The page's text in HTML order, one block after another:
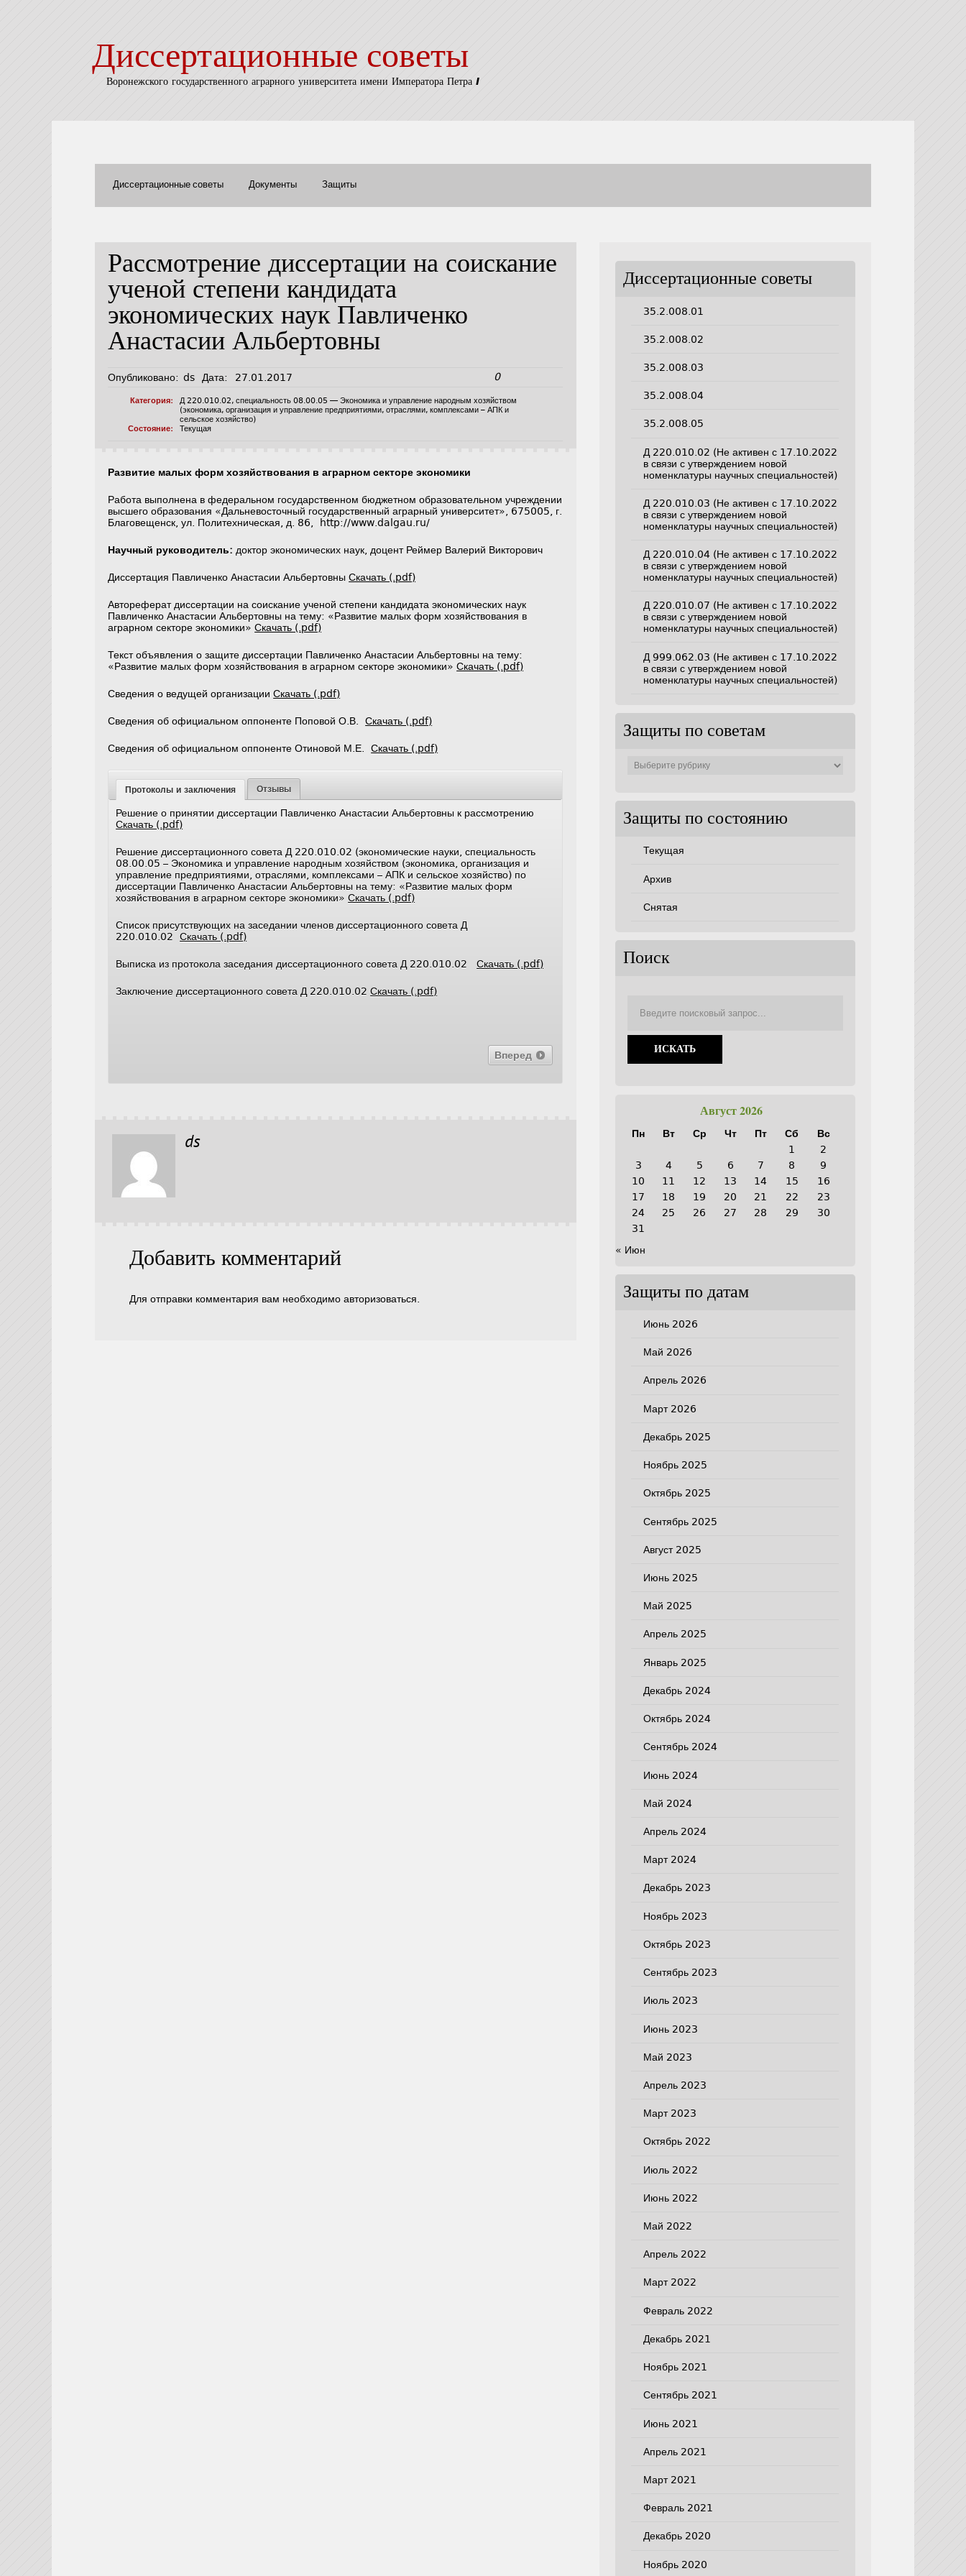
Диссертационные советы
Воронежского государственного аграрного университета имени Императора Петра I
Диссертационные советы Документы Защиты
Рассмотрение диссертации на соискание
ученой степени кандидата
экономических наук Павличенко
Анастасии Альбертовны
Опубликовано: ds Дата: 27.01.2017 0
Категория: Д 220.010.02,специальность 08.00.05 — Экономика и управление народным хозяйством
(экономика, организация и управление предприятиями, отраслями, комплексами – АПК и
сельское хозяйство)
Состояние:
Текущая
Развитие малых форм хозяйствования в аграрном секторе экономики
Работа выполнена в федеральном государственном бюджетном образовательном учреждении
высшего образования «Дальневосточный государственный аграрный университет», 675005, г.
Благовещенск, ул. Политехническая, д. 86, http://www.dalgau.ru/
Научный руководитель: доктор экономических наук, доцент Реймер Валерий Викторович
Диссертация Павличенко Анастасии АльбертовныСкачать (.pdf)
Автореферат диссертации на соискание ученой степени кандидата экономических наук
Павличенко Анастасии Альбертовны на тему: «Развитие малых форм хозяйствования в
аграрном секторе экономики»Скачать (.pdf)
Текст объявления о защите диссертации Павличенко Анастасии Альбертовны на тему:
«Развитие малых форм хозяйствования в аграрном секторе экономики»Скачать (.pdf)
Сведения о ведущей организацииСкачать (.pdf)
Сведения об официальном оппоненте Поповой О.В.Скачать (.pdf)
Сведения об официальном оппоненте Отиновой М.Е.Скачать (.pdf)
Протоколы и заключения Отзывы
Решение о принятии диссертации Павличенко Анастасии Альбертовны к рассмотрению
Скачать (.pdf)
Решение диссертационного совета Д 220.010.02 (экономические науки, специальность
08.00.05 – Экономика и управление народным хозяйством (экономика, организация и
управление предприятиями, отраслями, комплексами – АПК и сельское хозяйство) по
диссертации Павличенко Анастасии Альбертовны на тему: «Развитие малых форм
хозяйствования в аграрном секторе экономики»Скачать (.pdf)
Список присутствующих на заседании членов диссертационного совета Д
220.010.02Скачать (.pdf)
Выписка из протокола заседания диссертационного совета Д 220.010.02Скачать (.pdf)
Заключение диссертационного совета Д 220.010.02Скачать (.pdf)
Вперед
ds
Добавить комментарий
Для отправки комментария вам необходимоавторизоваться
Диссертационные советы
35.2.008.01
35.2.008.02
35.2.008.03
35.2.008.04
35.2.008.05
Д 220.010.02 (Не активен с 17.10.2022
в связи с утверждением новой
номенклатуры научных специальностей)
Д 220.010.03 (Не активен с 17.10.2022
в связи с утверждением новой
номенклатуры научных специальностей)
Д 220.010.04 (Не активен с 17.10.2022
в связи с утверждением новой
номенклатуры научных специальностей)
Д 220.010.07 (Не активен с 17.10.2022
в связи с утверждением новой
номенклатуры научных специальностей)
Д 999.062.03 (Не активен с 17.10.2022
в связи с утверждением новой
номенклатуры научных специальностей)
Защиты по советам
Защиты по состоянию
Текущая
Архив
Снятая
Поиск
Август 2026
Пн Вт Ср Чт Пт Сб
Вс
1
2
3
4 5 6 7 8
9
10
11 12 13 14 15
16
17
18 19 20 21 22
23
24
25 26 27 28 29
30
31
« Июн
Защиты по датам
Июнь 2026
Май 2026
Апрель 2026
Март 2026
Декабрь 2025
Ноябрь 2025
Октябрь 2025
Сентябрь 2025
Август 2025
Июнь 2025
Май 2025
Апрель 2025
Январь 2025
Декабрь 2024
Октябрь 2024
Сентябрь 2024
Июнь 2024
Май 2024
Апрель 2024
Март 2024
Декабрь 2023
Ноябрь 2023
Октябрь 2023
Сентябрь 2023
Июль 2023
Июнь 2023
Май 2023
Апрель 2023
Март 2023
Октябрь 2022
Июль 2022
Июнь 2022
Май 2022
Апрель 2022
Март 2022
Февраль 2022
Декабрь 2021
Ноябрь 2021
Сентябрь 2021
Июнь 2021
Апрель 2021
Март 2021
Февраль 2021
Декабрь 2020
Ноябрь 2020